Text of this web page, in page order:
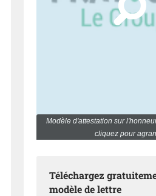
Modèle d'attestation sur
cliquez pour
Téléchargez
modèle de lettre